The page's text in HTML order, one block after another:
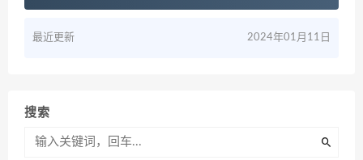
最近更新 2024年01月11日
搜索